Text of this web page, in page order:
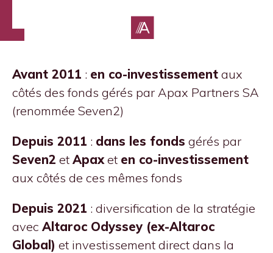
Avant 2011 : en co-investissement aux
côtés des fonds gérés par Apax Partners SA
(renommée Seven2)
Depuis 2011 : dans les fonds gérés par
Seven2 et Apaxet en co-investissement
aux côtés de ces mêmes fonds
Depuis 2021 : diversification de la stratégie
avec Altaroc Odyssey (ex-Altaroc
Global) et investissement direct dans la